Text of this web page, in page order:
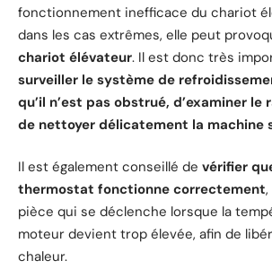
fonctionnement inefficace du chariot
dans les cas extrêmes, elle peut
chariot élévateur. Il est donc très
surveiller le système de
qu’il n’est pas obstrué, d’examiner le
de nettoyer délicatement la machine
Il est également conseillé de vérifier
thermostat fonctionne correctement
pièce qui se déclenche lorsque la
moteur devient trop élevée, afin de
chaleur.